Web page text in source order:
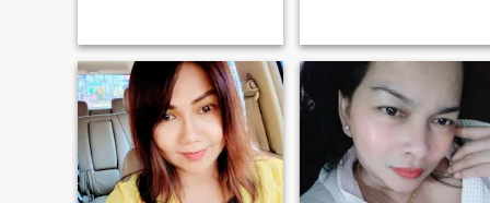
Me gusta cocinar, quiero
comer comida deliciosa 😄 y
😋 fresca. ¡Te va a gustar! \N
so, eso es un poco sobre mí.
No puedo explicar todo en mi
vida aquí. Hablemos y
conozcamos más sobre el
otro. Gracias por leer mi
perfil todavía igual. fin.
habla contigo pronto ☺ ️
for a life partner who is kin